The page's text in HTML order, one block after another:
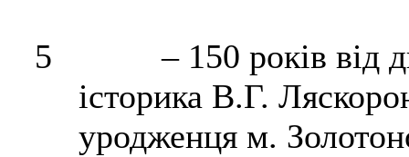
5
– 150 років від
історика В.Г.
уродженця м.